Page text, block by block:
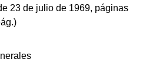
23 de julio de 1969, páginas
)